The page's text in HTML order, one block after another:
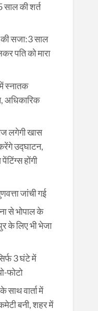
साल की शर्त
की सजा:3 साल
पति को मारा
स्नातक
अधिकारिक
लगेगी खास
उद्घाटन,
होंगी
जांची गई
से भोपाल के
के लिए भी भेजा
3 घंटे में
फोटो
साथ वार्ता में
बनी, शहर में